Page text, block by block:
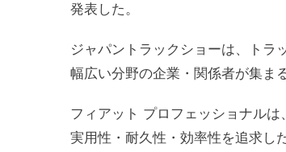
発表した。
ジャパントラックショーは、トラ
幅広い分野の企業・関係者が集ま
フィアット プロフェッショナルは
実用性・耐久性・効率性を追求し